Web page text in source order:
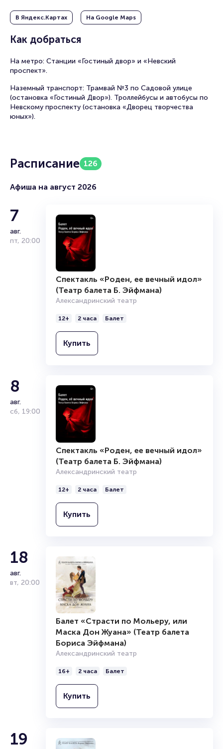
возможность увидеть его новейшие достижения и веяния.
В Яндекс.Картах На Google Maps
Как добраться
На метро: Станции «Гостиный двор» и «Невский
проспект».
Наземный транспорт: Трамвай №3 по Садовой улице
(остановка «Гостиный Двор»). Троллейбусы и автобусы по
Невскому проспекту (остановка «Дворец творчества
юных»).
Расписание 126
Афиша на август 2026
7
авг.
пт, 20:00
Спектакль «Роден, ее вечный идол»
(Театр балета Б. Эйфмана)
Александринский театр
12+ 2 часа Балет
Купить
8
авг.
сб, 19:00
Спектакль «Роден, ее вечный идол»
(Театр балета Б. Эйфмана)
Александринский театр
12+ 2 часа Балет
Купить
18
авг.
вт, 20:00
Балет «Страсти по Мольеру, или
Маска Дон Жуана» (Театр балета
Бориса Эйфмана)
Александринский театр
16+ 2 часа Балет
Купить
19